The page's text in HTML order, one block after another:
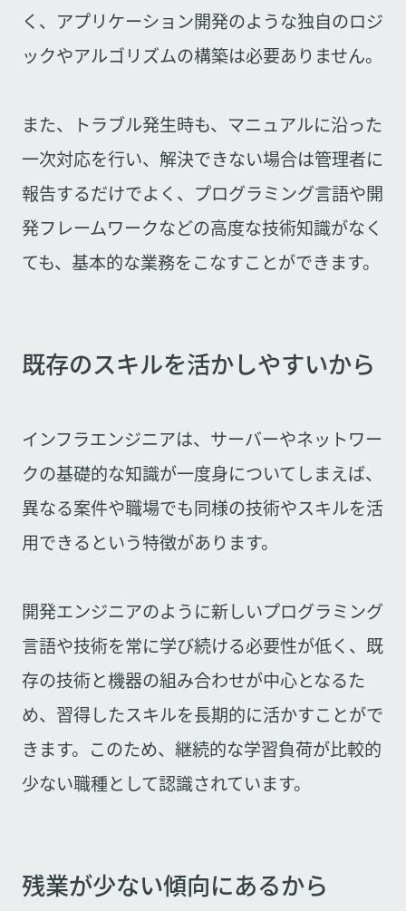
く、アプリケーション開発のような独自のロジ
ックやアルゴリズムの構築は必要ありません。
また、トラブル発生時も、マニュアルに沿った
一次対応を行い、解決できない場合は管理者に
報告するだけでよく、プログラミング言語や開
発フレームワークなどの高度な技術知識がなく
ても、基本的な業務をこなすことができます。
既存のスキルを活かしやすいから
インフラエンジニアは、サーバーやネットワー
クの基礎的な知識が一度身についてしまえば、
異なる案件や職場でも同様の技術やスキルを活
用できるという特徴があります。
開発エンジニアのように新しいプログラミング
言語や技術を常に学び続ける必要性が低く、既
存の技術と機器の組み合わせが中心となるた
め、習得したスキルを長期的に活かすことがで
きます。このため、継続的な学習負荷が比較的
少ない職種として認識されています。
残業が少ない傾向にあるから